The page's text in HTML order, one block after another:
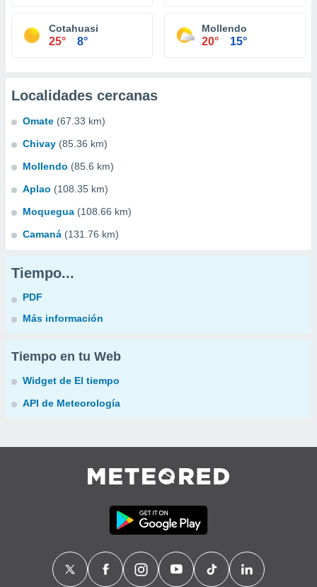
Cotahuasi
25° 8°
Mollendo
20° 15°
Localidades cercanas
Omate (67.33 km)
Chivay (85.36 km)
Mollendo (85.6 km)
Aplao (108.35 km)
Moquegua (108.66 km)
Camaná (131.76 km)
Tiempo...
PDF
Más información
Tiempo en tu Web
Widget de El tiempo
API de Meteorología